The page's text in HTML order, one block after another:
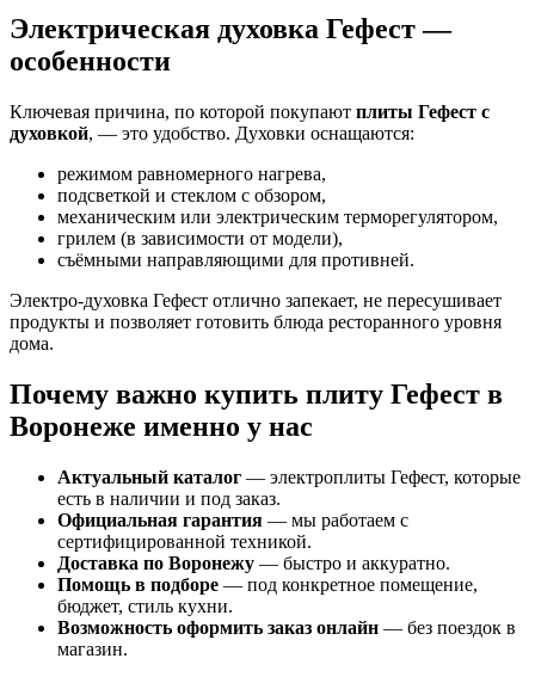
Электрическая духовка Гефест —
особенности
Ключевая причина, по которой покупают плиты Гефест с
духовкой, — это удобство. Духовки оснащаются:
режимом равномерного нагрева,
подсветкой и стеклом с обзором,
механическим или электрическим терморегулятором,
грилем (в зависимости от модели),
съёмными направляющими для противней.
Электро-духовка Гефест отлично запекает, не пересушивает
продукты и позволяет готовить блюда ресторанного уровня
дома.
Почему важно купить плиту Гефест в
Воронеже именно у нас
Актуальный каталог — электроплиты Гефест, которые
есть в наличии и под заказ.
Официальная гарантия — мы работаем с
сертифицированной техникой.
Доставка по Воронежу — быстро и аккуратно.
Помощь в подборе — под конкретное помещение,
бюджет, стиль кухни.
Возможность оформить заказ онлайн — без поездок в
магазин.